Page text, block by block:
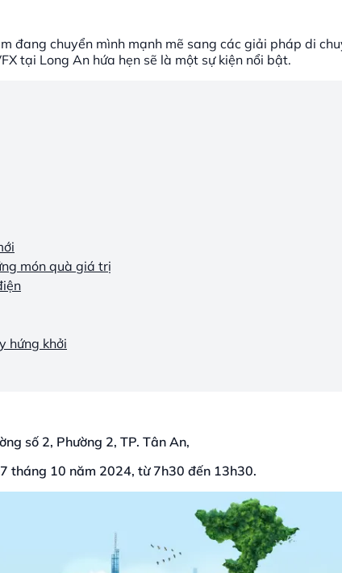
đang chuyển mình mạnh mẽ sang các giải pháp di
tại Long An hứa hẹn sẽ là một sự kiện nổi bật.
món quà giá trị
hứng khởi
số 2, Phường 2, TP. Tân An,
tháng 10 năm 2024, từ 7h30 đến 13h30.